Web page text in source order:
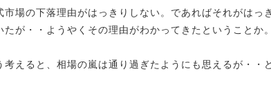
市場の下落理由がはっきりしない。であればそれがはっ
たが・・ようやくその理由がわかってきたということか。
考えると、相場の嵐は通り過ぎたようにも思えるが・・